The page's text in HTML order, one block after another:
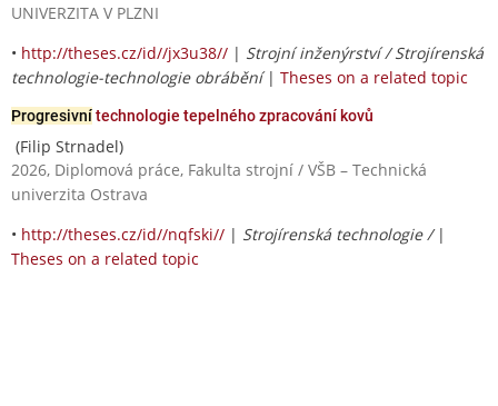
UNIVERZITA V PLZNI
• http://theses.cz/id//jx3u38// | Strojní inženýrství / Strojírenská
technologie-technologie obrábění| Theses on a related topic
Progresivnítechnologie tepelného zpracování kovů
(Filip Strnadel)
2026, Diplomová práce, Fakulta strojní / VŠB – Technická
univerzita Ostrava
• http://theses.cz/id//nqfski// | Strojírenská technologie / |
Theses on a related topic